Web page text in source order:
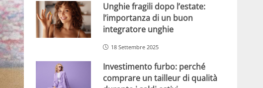
Unghie fragili dopo l’estate:
l’importanza di un buon
integratore unghie
18 Settembre 2025
Investimento furbo: perché
comprare un tailleur di qualità